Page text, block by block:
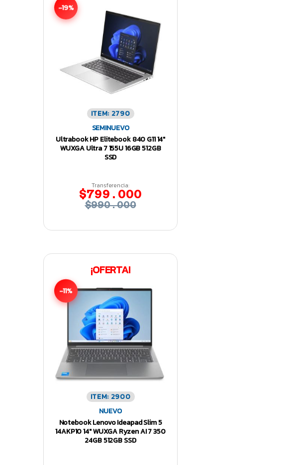
-19%
ITEM: 2790
SEMINUEVO
Ultrabook HP Elitebook 840 G11 14″
WUXGA Ultra 7 155U 16GB 512GB
SSD
Transferencia:
$799.000
$990.000
¡OFERTA!
-11%
ITEM: 2900
NUEVO
Notebook Lenovo Ideapad Slim 5
14AKP10 14″ WUXGA Ryzen AI 7 350
24GB 512GB SSD